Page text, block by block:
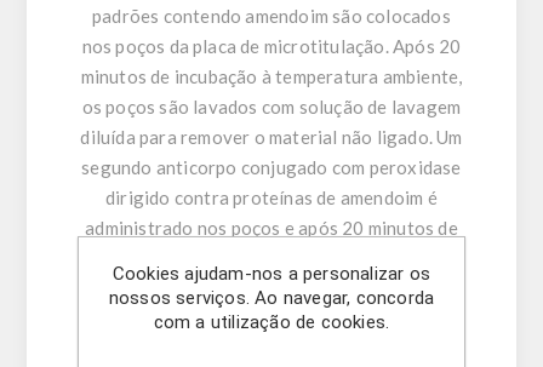
padrões contendo amendoim são colocados
nos poços da placa de microtitulação. Após 20
minutos de incubação à temperatura ambiente,
os poços são lavados com solução de lavagem
diluída para remover o material não ligado. Um
segundo anticorpo conjugado com peroxidase
dirigido contra proteínas de amendoim é
administrado nos poços e após 20 minutos de
solução de substrato é adicionada e incubada
por 20 minutos, resultando no
Cookies ajudam-nos a personalizar os
nossos serviços. Ao navegar, concorda
com a utilização de cookies.